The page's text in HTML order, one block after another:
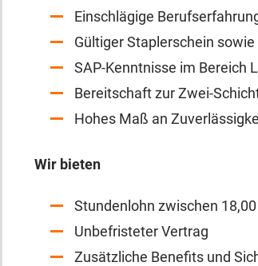
Einschlägige
Gültiger Staplerschein
SAP-Kenntnisse im Bereich
Bereitschaft zur Zwei-
Hohes Maß an
Wir bieten
Stundenlohn zwischen
Unbefristeter Vertrag
Zusätzliche Benefits und